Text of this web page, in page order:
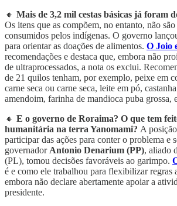
🔸 Mais de 3,2 mil cestas básicas já foram
Os itens que as compõem, no entanto, não
consumidos pelos indígenas. O governo
para orientar as doações de alimentos. O Joio
recomendações e destaca que, embora não
de ultraprocessados, a nota os exclui.
de 21 quilos tenham, por exemplo, peixe em
carne seca ou carne seca, leite em pó,
amendoim, farinha de mandioca puba grossa,
🔸 E o governo de Roraima? O que tem
humanitária na terra Yanomami? A
participar das ações para conter o problema e
governador Antonio Denarium (PP), aliado
(PL), tomou decisões favoráveis ao garimpo.
é e como ele trabalhou para flexibilizar regras
embora não declare abertamente apoiar a
presidente.